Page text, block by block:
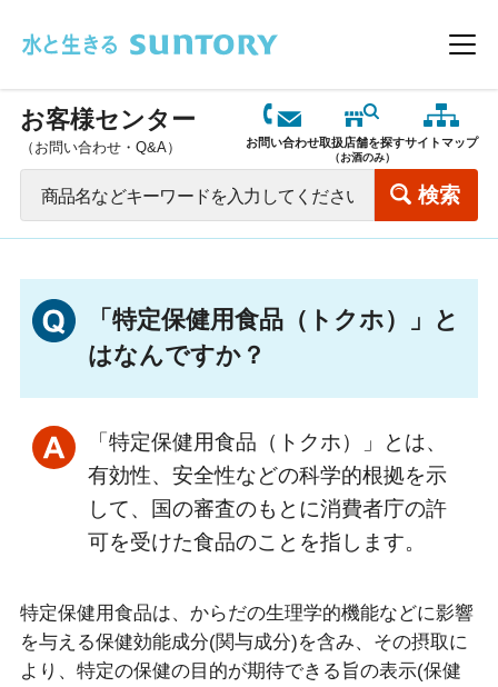
メ
お客様センター
（お問い合わせ・Q&A） お問い合わせ取扱店舗を探す
（お酒のみ）
サイトマップ
「特定保健用食品（トクホ）」と
はなんですか？
「特定保健用食品（トクホ）」とは、
有効性、安全性などの科学的根拠を示
して、国の審査のもとに消費者庁の許
可を受けた食品のことを指します。
特定保健用食品は、からだの生理学的機能などに影響
を与える保健効能成分(関与成分)を含み、その摂取に
より、特定の保健の目的が期待できる旨の表示(保健